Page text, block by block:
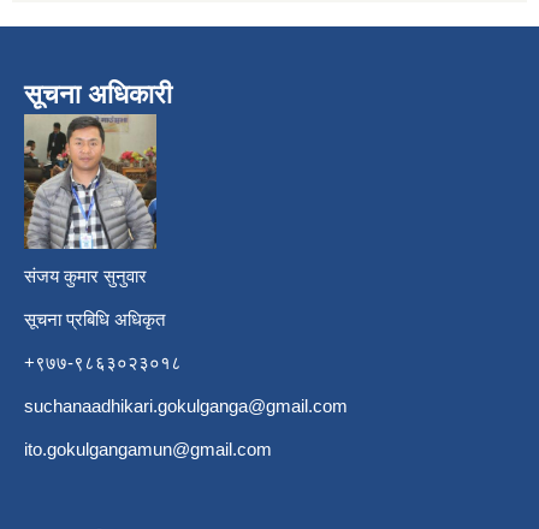
सूचना अधिकारी
संजय कुमार सुनुवार
सूचना प्रबिधि अधिकृत
+९७७-९८६३०२३०१८
suchanaadhikari.gokulganga@gmail.com
ito.gokulgangamun@gmail.com